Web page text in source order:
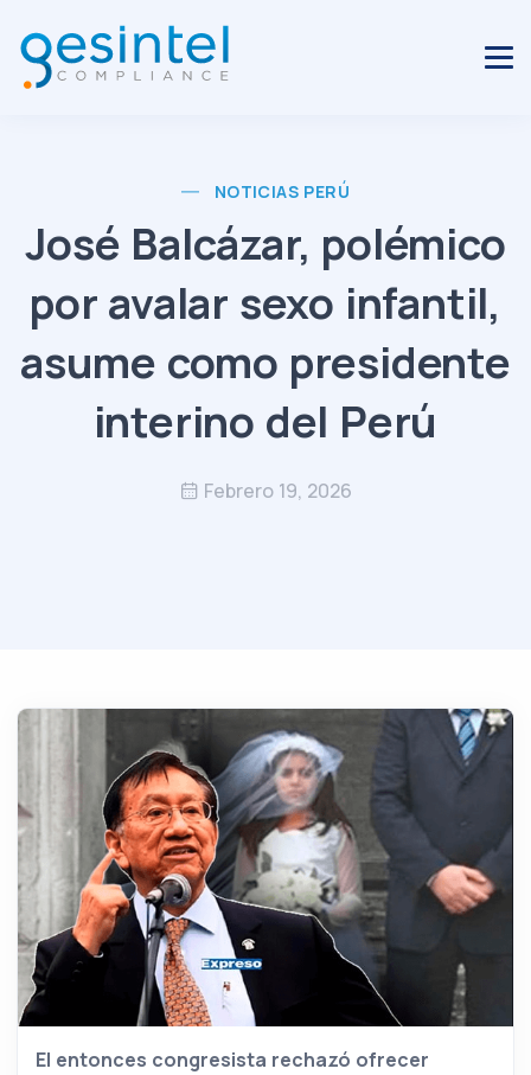
NOTICIAS PERÚ
José Balcázar, polémico
por avalar sexo infantil,
asume como presidente
interino del Perú
Febrero 19, 2026
El entonces congresista rechazó ofrecer